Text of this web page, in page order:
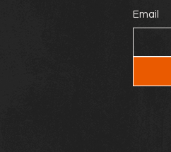
Email